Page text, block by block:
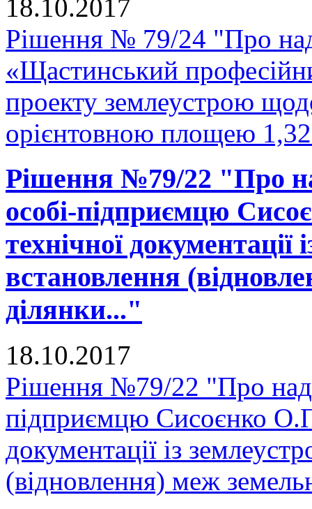
18.10.2017
Рішення № 79/24 "Про
«Щастинський
проекту землеустрою
орієнтовною площею
Рішення №79/22 "Про
особі-підприємцю
технічної
встановлення
ділянки..."
18.10.2017
Рішення №79/22 "Про
підприємцю Сисоєнко
документації із
(відновлення) меж